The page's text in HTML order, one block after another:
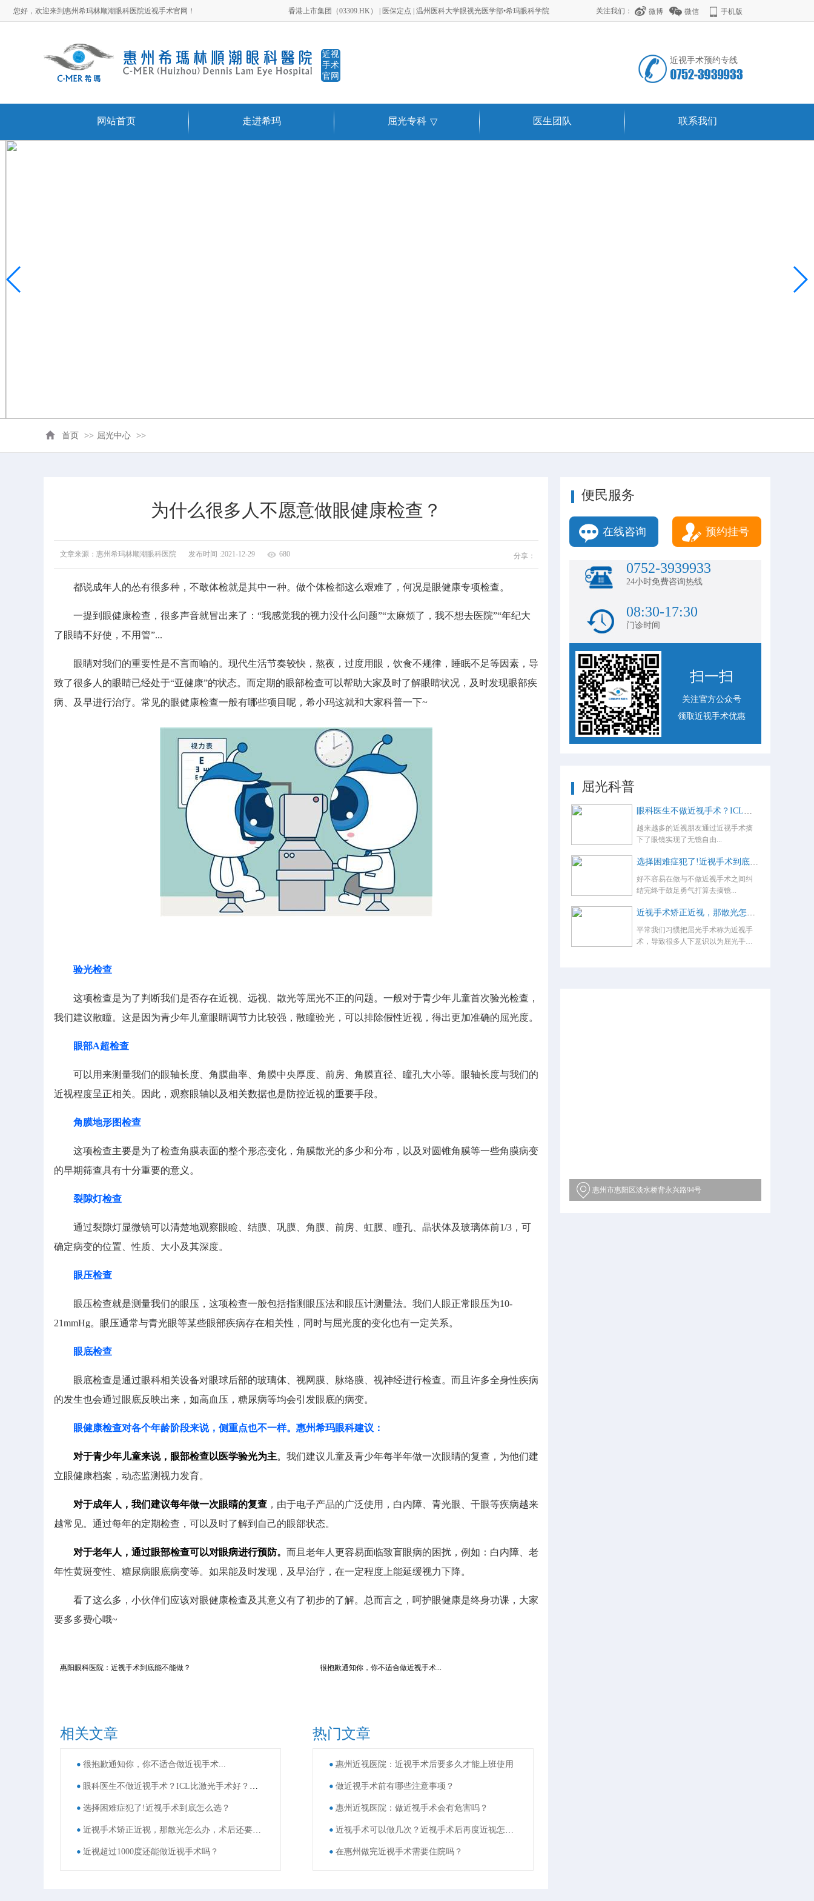
您好，欢迎来到惠州希玛林顺潮眼科医院近视手术官网！ 香港上市集团（03309.HK） | 医保定点 | 温州医科大学眼视光医学部•希玛眼科学院 关注我们： 微博 微信 手机版
近视
手术
官网
近视手术预约专线
网站首页 走进希玛 屈光专科 ▽ 医生团队 联系我们
首页 >> 屈光中心 >>
为什么很多人不愿意做眼健康检查？
文章来源：惠州希玛林顺潮眼科医院 发布时间 :2021-12-29 680 分享：
都说成年人的怂有很多种，不敢体检就是其中一种。做个体检都这么艰难了，何况是眼健康专项检查。
一提到眼健康检查，很多声音就冒出来了：“我感觉我的视力没什么问题”“太麻烦了，我不想去医院”“年纪大
了眼睛不好使，不用管”...
眼睛对我们的重要性是不言而喻的。现代生活节奏较快，熬夜，过度用眼，饮食不规律，睡眠不足等因素，导
致了很多人的眼睛已经处于“亚健康”的状态。而定期的眼部检查可以帮助大家及时了解眼睛状况，及时发现眼部疾
病、及早进行治疗。常见的眼健康检查一般有哪些项目呢，希小玛这就和大家科普一下~
验光检查
这项检查是为了判断我们是否存在近视、远视、散光等屈光不正的问题。一般对于青少年儿童首次验光检查，
我们建议散瞳。这是因为青少年儿童眼睛调节力比较强，散瞳验光，可以排除假性近视，得出更加准确的屈光度。
眼部A超检查
可以用来测量我们的眼轴长度、角膜曲率、角膜中央厚度、前房、角膜直径、瞳孔大小等。眼轴长度与我们的
近视程度呈正相关。因此，观察眼轴以及相关数据也是防控近视的重要手段。
角膜地形图检查
这项检查主要是为了检查角膜表面的整个形态变化，角膜散光的多少和分布，以及对圆锥角膜等一些角膜病变
的早期筛查具有十分重要的意义。
裂隙灯检查
通过裂隙灯显微镜可以清楚地观察眼睑、结膜、巩膜、角膜、前房、虹膜、瞳孔、晶状体及玻璃体前1/3，可
确定病变的位置、性质、大小及其深度。
眼压检查
眼压检查就是测量我们的眼压，这项检查一般包括指测眼压法和眼压计测量法。我们人眼正常眼压为10-
21mmHg。眼压通常与青光眼等某些眼部疾病存在相关性，同时与屈光度的变化也有一定关系。
眼底检查
眼底检查是通过眼科相关设备对眼球后部的玻璃体、视网膜、脉络膜、视神经进行检查。而且许多全身性疾病
的发生也会通过眼底反映出来，如高血压，糖尿病等均会引发眼底的病变。
眼健康检查对各个年龄阶段来说，侧重点也不一样。惠州希玛眼科建议：
对于青少年儿童来说，眼部检查以医学验光为主。 我们建议儿童及青少年每半年做一次眼睛的复查，为他们建
立眼健康档案，动态监测视力发育。
对于成年人，我们建议每年做一次眼睛的复查，由于电子产品的广泛使用，白内障、青光眼、干眼等疾病越来
越常见。通过每年的定期检查，可以及时了解到自己的眼部状态。
对于老年人，通过眼部检查可以对眼病进行预防。 而且老年人更容易面临致盲眼病的困扰，例如：白内障、老
年性黄斑变性、糖尿病眼底病变等。如果能及时发现，及早治疗，在一定程度上能延缓视力下降。
看了这么多，小伙伴们应该对眼健康检查及其意义有了初步的了解。总而言之，呵护眼健康是终身功课，大家
要多多费心哦~
惠阳眼科医院：近视手术到底能不能做？ 很抱歉通知你，你不适合做近视手术...
相关文章
很抱歉通知你，你不适合做近视手术...
眼科医生不做近视手术？ICL比激光手术好？这些近视手术谣言，别再信了！
选择困难症犯了!近视手术到底怎么选？
近视手术矫正近视，那散光怎么办，术后还要戴眼镜吗？
近视超过1000度还能做近视手术吗？
热门文章
惠州近视医院：近视手术后要多久才能上班使用
做近视手术前有哪些注意事项？
惠州近视医院：做近视手术会有危害吗？
近视手术可以做几次？近视手术后再度近视怎么办？
在惠州做完近视手术需要住院吗？
便民服务
在线咨询 预约挂号
0752-3939933
24小时免费咨询热线
08:30-17:30
门诊时间
扫一扫
关注官方公众号
领取近视手术优惠
屈光科普
眼科医生不做近视手术？ICL比激光手术好？这些近视手术谣言，别再信了！
越来越多的近视朋友通过近视手术摘
下了眼镜实现了无镜自由...
选择困难症犯了!近视手术到底怎么选？
好不容易在做与不做近视手术之间纠
结完终于鼓足勇气打算去摘镜...
近视手术矫正近视，那散光怎么办，术后还要戴眼镜吗？
平常我们习惯把屈光手术称为近视手
术，导致很多人下意识以为屈光手术
惠州市惠阳区淡水桥背永兴路94号